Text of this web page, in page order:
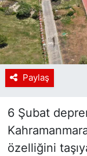
Paylaş
6 Şubat
özelliğini